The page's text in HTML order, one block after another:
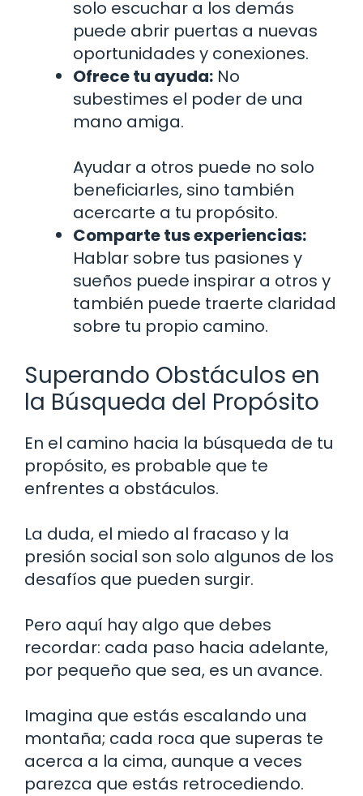
solo escuchar a los demás
puede abrir puertas a nuevas
oportunidades y conexiones.
Ofrece tu ayuda: No
subestimes el poder de una
mano amiga.
Ayudar a otros puede no solo
beneficiarles, sino también
acercarte a tu propósito.
Comparte tus experiencias:
Hablar sobre tus pasiones y
sueños puede inspirar a otros y
también puede traerte claridad
sobre tu propio camino.
Superando Obstáculos en
la Búsqueda del Propósito
En el camino hacia la búsqueda de tu
propósito, es probable que te
enfrentes a obstáculos.
La duda, el miedo al fracaso y la
presión social son solo algunos de los
desafíos que pueden surgir.
Pero aquí hay algo que debes
recordar: cada paso hacia adelante,
por pequeño que sea, es un avance.
Imagina que estás escalando una
montaña; cada roca que superas te
acerca a la cima, aunque a veces
parezca que estás retrocediendo.